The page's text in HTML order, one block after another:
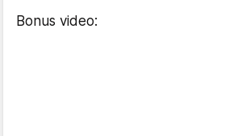
Bonus video: